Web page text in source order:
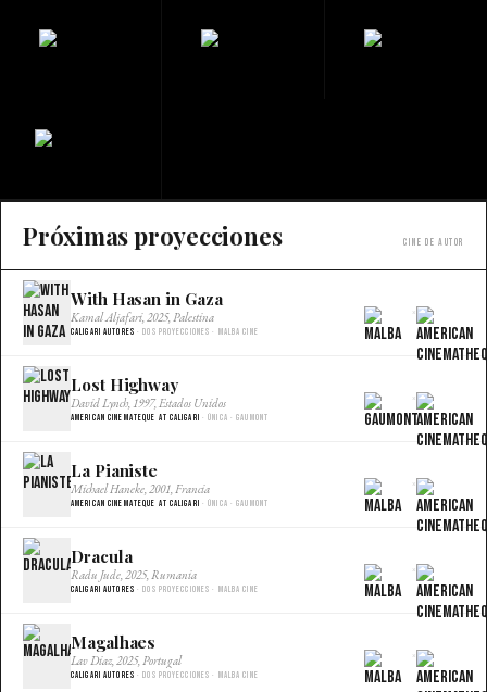
Próximas proyecciones Cine de autor
With Hasan in Gaza
Kamal Aljafari, 2025, Palestina
Caligari Autores · Dos proyecciones · Malba Cine
×
Lost Highway
David Lynch, 1997, Estados Unidos
American Cinemateque at Caligari · Única · Gaumont
×
La Pianiste
Michael Haneke, 2001, Francia
American Cinemateque at Caligari · Única · Gaumont
×
Dracula
Radu Jude, 2025, Rumania
Caligari Autores · Dos proyecciones · Malba Cine
×
Magalhaes
Lav Diaz, 2025, Portugal
Caligari Autores · Dos proyecciones · Malba Cine
×